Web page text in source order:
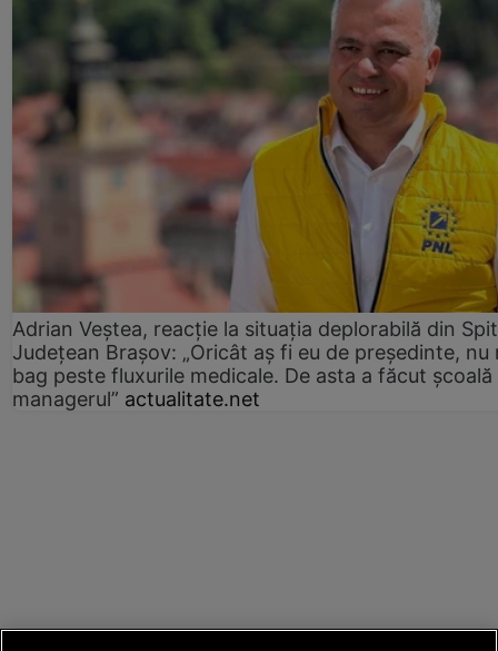
Adrian Veștea, reacție la situația deplorabilă din
Județean Brașov: „Oricât aș fi eu de președinte, nu
bag peste fluxurile medicale. De asta a făcut școală
managerul” actualitate.net